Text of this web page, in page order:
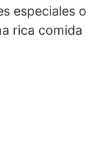
especiales o
rica comida